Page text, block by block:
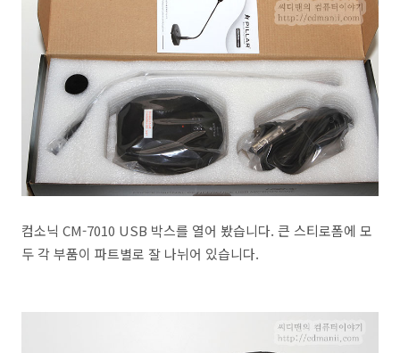
컴소닉 CM-7010 USB 박스를 열어 봤습니다. 큰 스티로폼에 모
두 각 부품이 파트별로 잘 나뉘어 있습니다.